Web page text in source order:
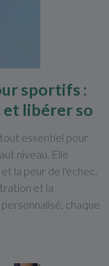
sportifs :
et libérer so
essentiel pour
niveau. Elle
la peur de l'échec,
et la
chaque